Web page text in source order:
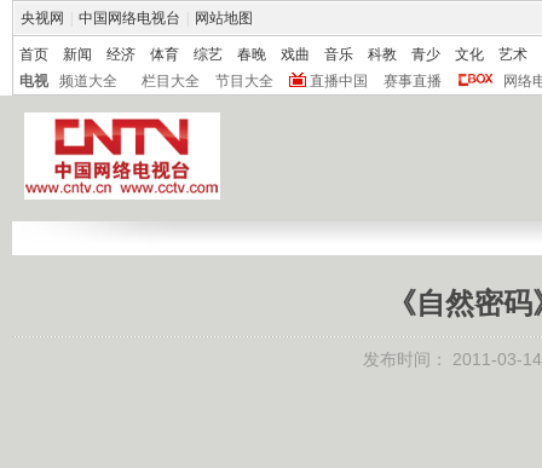
央视网 中国网络电视台 网站地图
首页 新闻 经济 体育 综艺 春晚 戏曲 音乐 科教 青少 文化
艺术
电视
频道大全 栏目大全 节目大全 直播中国 赛事直播 网络
《自然密
发布时间： 2011-03-